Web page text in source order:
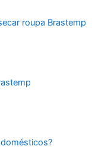
roupa Brastemp